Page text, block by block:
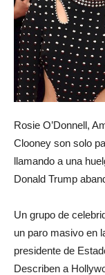
Rosie O’Donnell,
Clooney son solo
llamando a una
Donald Trump
Un grupo de
un paro masivo en
presidente de
Describen a